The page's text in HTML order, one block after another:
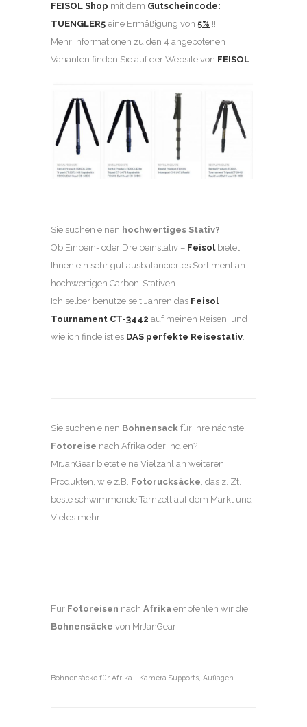
FEISOL Shop mit dem Gutscheincode:
TUENGLER5 eine Ermäßigung von 5% !!!
Mehr Informationen zu den 4 angebotenen
Varianten finden Sie auf der Website von FEISOL.
Sie suchen einen hochwertiges Stativ?
Ob Einbein- oder Dreibeinstativ – Feisolbietet
Ihnen ein sehr gut ausbalanciertes Sortiment an
hochwertigen Carbon-Stativen.
Ich selber benutze seit Jahren das Feisol
Tournament CT-3442 auf meinen Reisen, und
wie ich finde ist es DAS perfekte Reisestativ
Sie suchen einen Bohnensack für Ihre nächste
Fotoreise nach Afrika oder Indien?
MrJanGear bietet eine Vielzahl an weiteren
Produkten, wie z.B. Fotorucksäcke , das z. Zt.
beste schwimmende Tarnzelt auf dem Markt und
Vieles mehr:
Für Fotoreisen nach Afrika empfehlen wir die
Bohnensäcke von MrJanGear:
Bohnensäcke für Afrika - Kamera Supports, Auflagen